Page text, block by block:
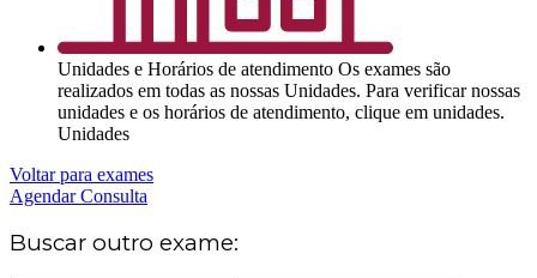
Unidades e Horários de atendimento Os exames são
realizados em todas as nossas Unidades. Para verificar nossas
unidades e os horários de atendimento, clique em unidades.
Unidades
Voltar para exames
Agendar Consulta
Buscar outro exame: